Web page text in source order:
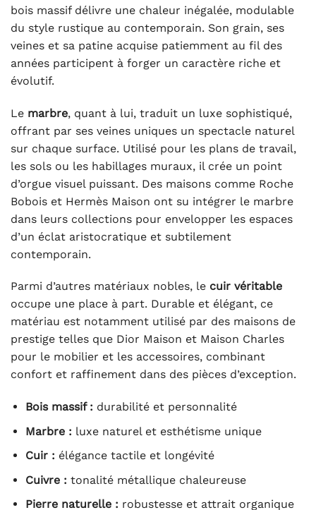
bois massif délivre une chaleur inégalée, modulable
du style rustique au contemporain. Son grain, ses
veines et sa patine acquise patiemment au fil des
années participent à forger un caractère riche et
évolutif.
Le marbre, quant à lui, traduit un luxe sophistiqué,
offrant par ses veines uniques un spectacle naturel
sur chaque surface. Utilisé pour les plans de travail,
les sols ou les habillages muraux, il crée un point
d’orgue visuel puissant. Des maisons comme Roche
Bobois et Hermès Maison ont su intégrer le marbre
dans leurs collections pour envelopper les espaces
d’un éclat aristocratique et subtilement
contemporain.
Parmi d’autres matériaux nobles, le cuir véritable
occupe une place à part. Durable et élégant, ce
matériau est notamment utilisé par des maisons de
prestige telles que Dior Maison et Maison Charles
pour le mobilier et les accessoires, combinant
confort et raffinement dans des pièces d’exception.
Bois massif : durabilité et personnalité
Marbre : luxe naturel et esthétisme unique
Cuir : élégance tactile et longévité
Cuivre : tonalité métallique chaleureuse
Pierre naturelle : robustesse et attrait organique